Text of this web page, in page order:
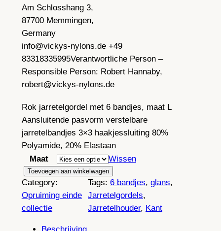
Am Schlosshang 3,
87700 Memmingen,
Germany
info@vickys-nylons.de +49
83318335995Verantwortliche Person –
Responsible Person: Robert Hannaby,
robert@vickys-nylons.de
Rok jarretelgordel met 6 bandjes, maat L
Aansluitende pasvorm verstelbare
jarretelbandjes 3×3 haakjessluiting 80%
Polyamide, 20% Elastaan
Maat
Wissen
o
k
j
Toevoegen aan winkelwagen
Category:
Opruiming einde
collectie
Tags:6 bandjes, glans
Jarretelgordels
Jarretelhouder, Kant
Beschrijving